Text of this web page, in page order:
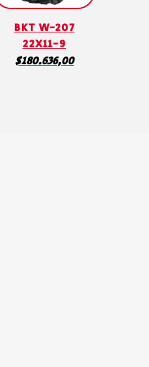
BKT W-207
22X11-9
$180.636,00